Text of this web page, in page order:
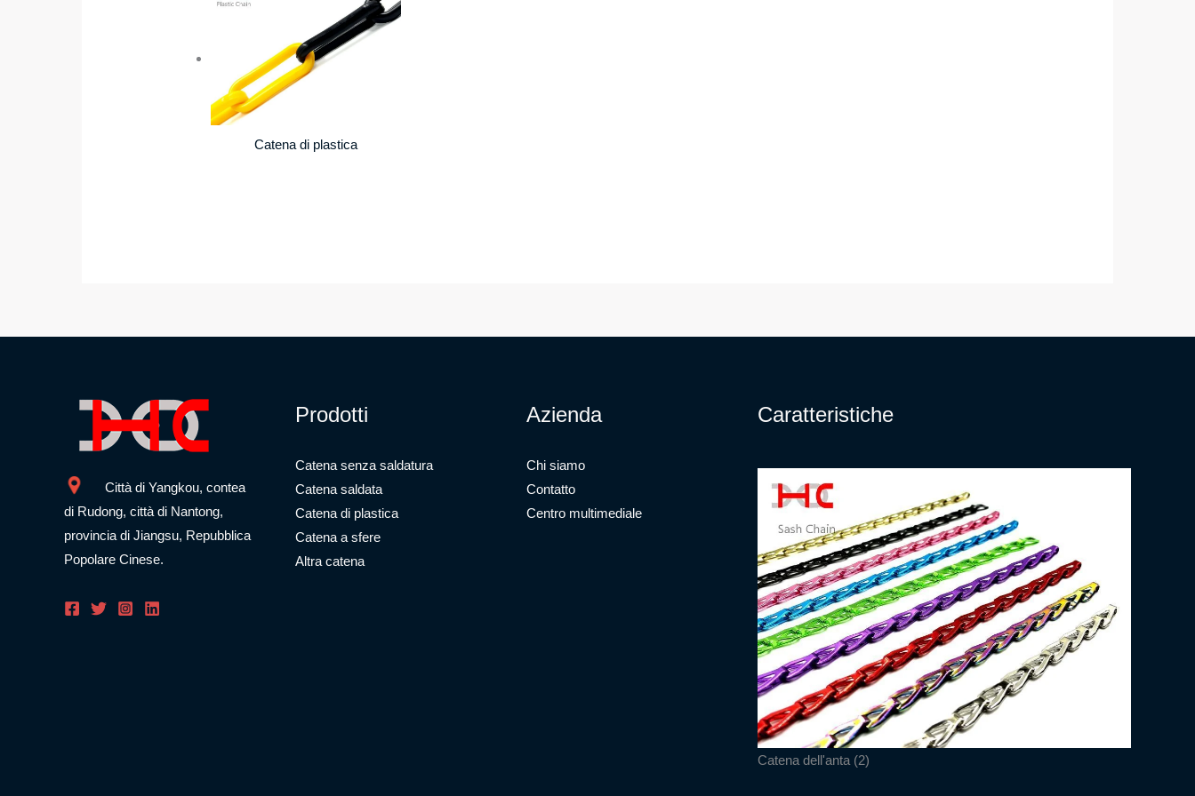
Catena di plastica
Città di Yangkou, contea
di Rudong, città di Nantong,
provincia di Jiangsu, Repubblica
Popolare Cinese.
Prodotti
Catena senza saldatura
Catena saldata
Catena di plastica
Catena a sfere
Altra catena
Azienda
Chi siamo
Contatto
Centro multimediale
Caratteristiche
Catena dell'anta (2)